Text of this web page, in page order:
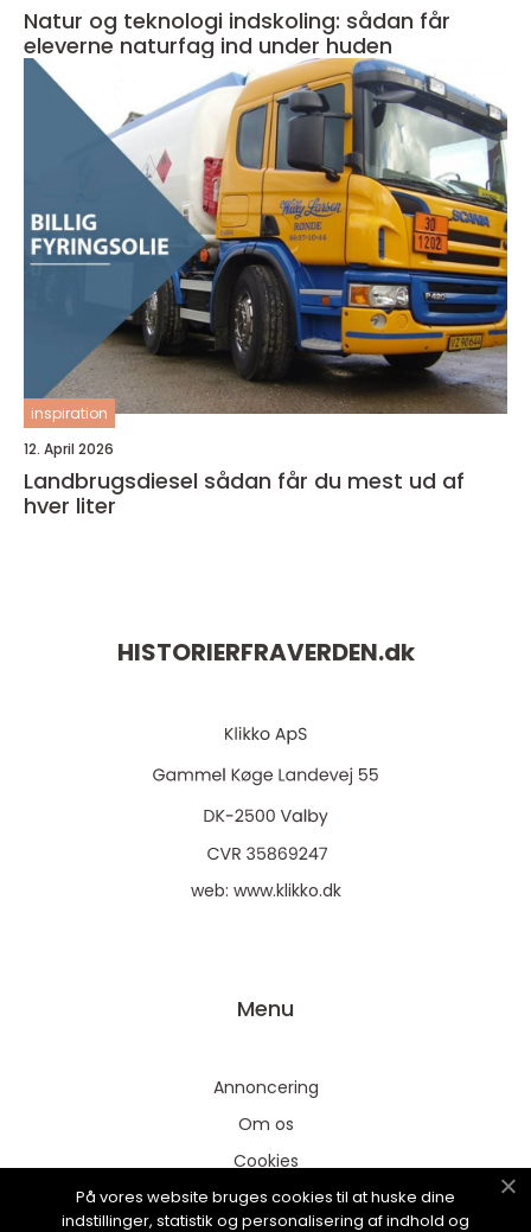
Natur og teknologi indskoling: sådan får
eleverne naturfag ind under huden
inspiration
12. April 2026
Landbrugsdiesel sådan får du mest ud af
hver liter
HISTORIERFRAVERDEN.dk
web: www.klikko.dk
Menu
Annoncering
Om os
Cookies
Kontakt os
På vores website bruges cookies til at huske dine
indstillinger, statistik og personalisering af indhold og